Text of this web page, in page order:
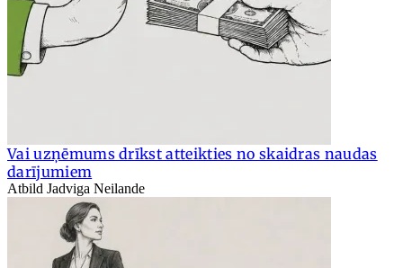
Vai uzņēmums drīkst atteikties no skaidras naudas
darījumiem
Atbild Jadviga Neilande